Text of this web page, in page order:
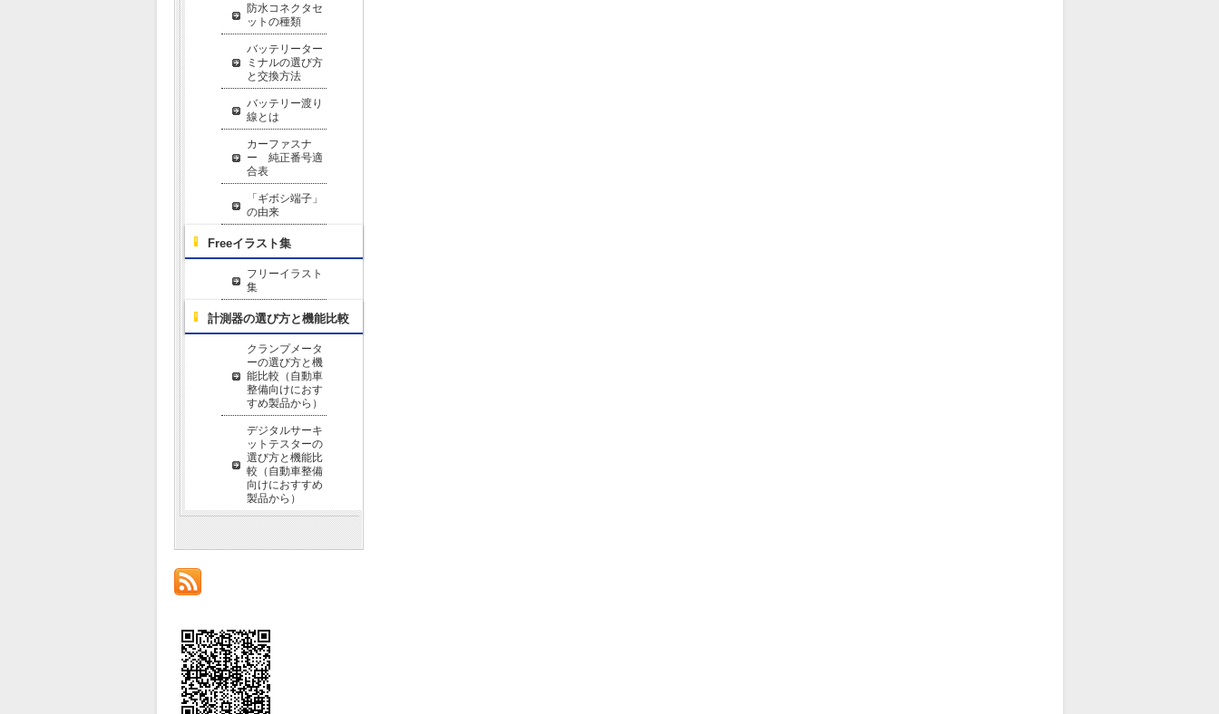
防水コネクタセ
ットの種類
バッテリーター
ミナルの選び方
と交換方法
バッテリー渡り
線とは
カーファスナ
ー 純正番号適
合表
「ギボシ端子」
の由来
Freeイラスト集
フリーイラスト
集
計測器の選び方と機能比較
クランプメータ
ーの選び方と機
能比較（自動車
整備向けにおす
すめ製品から）
デジタルサーキ
ットテスターの
選び方と機能比
較（自動車整備
向けにおすすめ
製品から）